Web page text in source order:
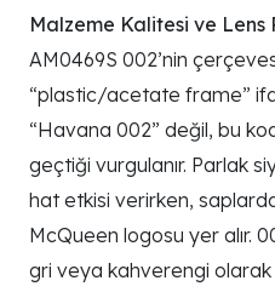
Malzeme Kalitesi ve Lens
AM0469S 002’nin
“plastic/acetate frame”
“Havana 002” değil, bu
geçtiği vurgulanır. Parlak
hat etkisi verirken,
McQueen logosu yer alır.
gri veya kahverengi